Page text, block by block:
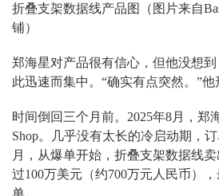
折叠支架数据线产品图（图片来自
铺）
郑海星对产品很有信心，但他没想
此迅速而集中。“确实有点突然。”他
时间倒回三个月前。2025年8月，郑
Shop。几乎没有太长的冷启动期，
月，从爆单开始，折叠支架数据线
过100万美元（约700万元人民币）